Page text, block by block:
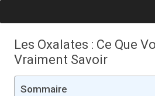
Les Oxalates : Ce Que
Vraiment Savoir
Sommaire